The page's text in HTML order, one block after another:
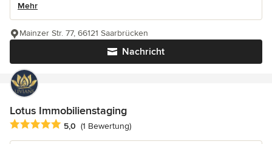
Mehr
Nachricht
Mainzer Str. 77, 66121 Saarbrücken
Lotus Immobilienstaging
Durchschnittliche Bewertung: 5 von 5 Sternen
5,0 (1 Bewertung)